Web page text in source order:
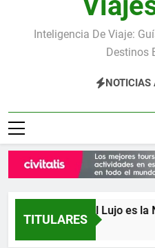
Inteligencia De Viaje:
Destinos
NOTICIAS
TITULARES
donde el Lujo es la